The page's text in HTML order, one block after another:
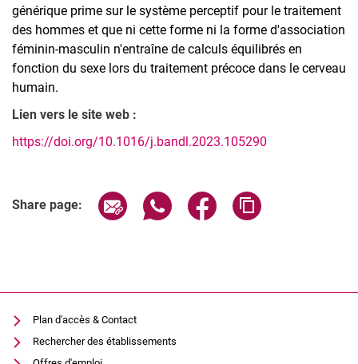
générique prime sur le système perceptif pour le traitement
des hommes et que ni cette forme ni la forme d'association
féminin-masculin n'entraîne de calculs équilibrés en
fonction du sexe lors du traitement précoce dans le cerveau
humain.
Lien vers le site web :
https://doi.org/10.1016/j.bandl.2023.105290
Share page: Share page via email
Share page via WhatsApp
Share page via
Plan d'accès & Contact
Rechercher des établissements